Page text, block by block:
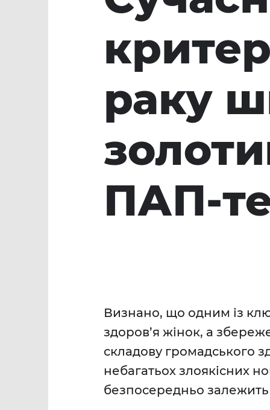
раку
ПАП-
Визнано, що одним із
здоров’я жінок, а
складову громадського
небагатьох злоякісних
безпосередньо залежить